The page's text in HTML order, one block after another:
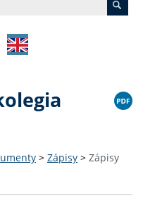
> Zápisy > Zápisy